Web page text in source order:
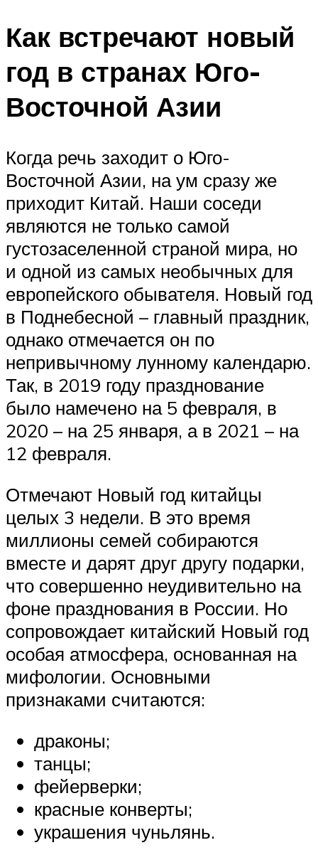
Как встречают новый
год в странах Юго-
Восточной Азии
Когда речь заходит о Юго-
Восточной Азии, на ум сразу же
приходит Китай. Наши соседи
являются не только самой
густозаселенной страной мира, но
и одной из самых необычных для
европейского обывателя. Новый год
в Поднебесной – главный праздник,
однако отмечается он по
непривычному лунному календарю.
Так, в 2019 году празднование
было намечено на 5 февраля, в
2020 – на 25 января, а в 2021 – на
12 февраля.
Отмечают Новый год китайцы
целых 3 недели. В это время
миллионы семей собираются
вместе и дарят друг другу подарки,
что совершенно неудивительно на
фоне празднования в России. Но
сопровождает китайский Новый год
особая атмосфера, основанная на
мифологии. Основными
признаками считаются:
драконы;
танцы;
фейерверки;
красные конверты;
украшения чуньлянь.